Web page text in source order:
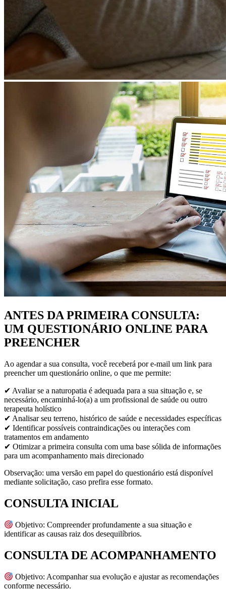
ANTES DA PRIMEIRA CONSULTA:
UM QUESTIONÁRIO ONLINE PARA
PREENCHER
Ao agendar a sua consulta, você receberá por e-mail um link para
preencher um questionário online, o que me permite:
✔ Avaliar se a naturopatia é adequada para a sua situação e, se
necessário, encaminhá-lo(a) a um profissional de saúde ou outro
terapeuta holístico
✔ Analisar seu terreno, histórico de saúde e necessidades específicas
✔ Identificar possíveis contraindicações ou interações com
tratamentos em andamento
✔ Otimizar a primeira consulta com uma base sólida de informações
para um acompanhamento mais direcionado
Observação: uma versão em papel do questionário está disponível
mediante solicitação, caso prefira esse formato.
CONSULTA INICIAL
Objetivo: Compreender profundamente a sua situação e
identificar as causas raiz dos desequilíbrios.
CONSULTA DE ACOMPANHAMENTO
Objetivo: Acompanhar sua evolução e ajustar as recomendações
conforme necessário.